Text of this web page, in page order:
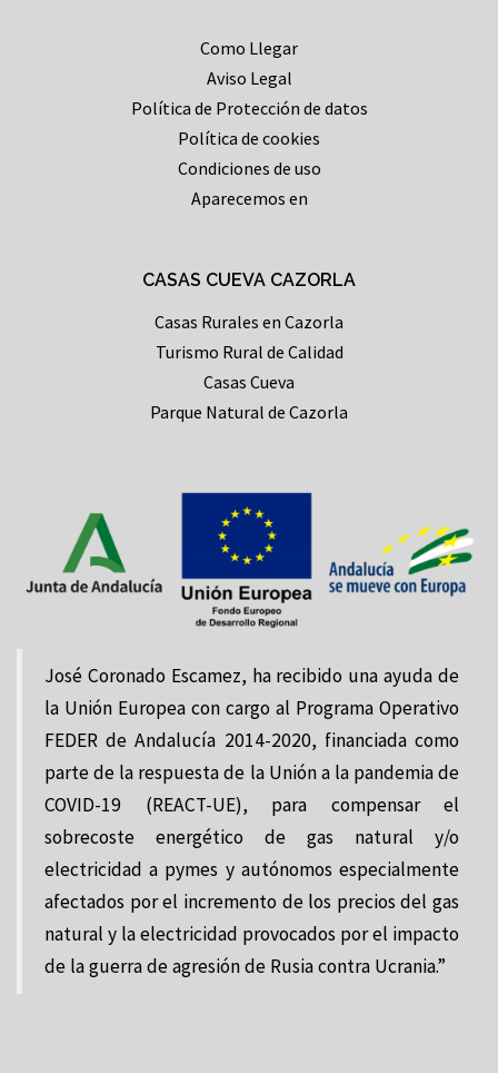
Como Llegar
Aviso Legal
Política de Protección de datos
Política de cookies
Condiciones de uso
Aparecemos en
CASAS CUEVA CAZORLA
Casas Rurales en Cazorla
Turismo Rural de Calidad
Casas Cueva
Parque Natural de Cazorla
José Coronado Escamez, ha recibido una ayuda de
la Unión Europea con cargo al Programa Operativo
FEDER de Andalucía 2014-2020, financiada como
parte de la respuesta de la Unión a la pandemia de
COVID-19 (REACT-UE), para compensar el
sobrecoste energético de gas natural y/o
electricidad a pymes y autónomos especialmente
afectados por el incremento de los precios del gas
natural y la electricidad provocados por el impacto
de la guerra de agresión de Rusia contra Ucrania.”